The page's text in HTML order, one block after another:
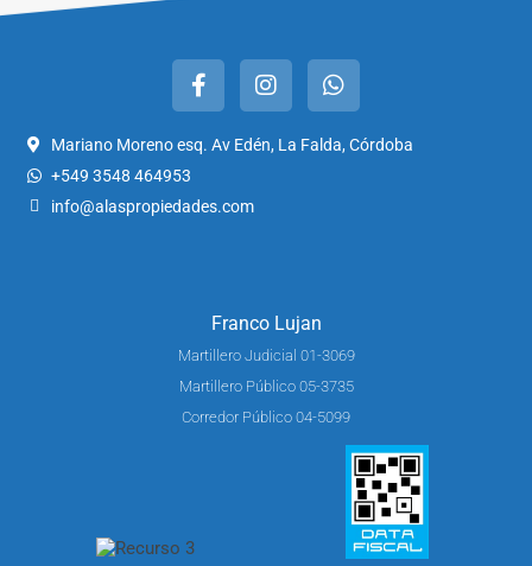
Franco Lujan
Martillero Judicial 01-3069
Martillero Público 05-3735
Corredor Público 04-5099
Mariano Moreno esq. Av Edén, La Falda, Córdoba
+549 3548 464953
info@alaspropiedades.com